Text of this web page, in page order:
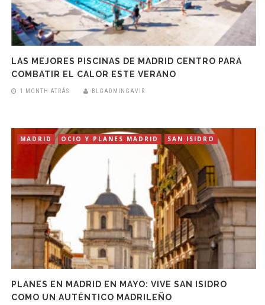
LAS MEJORES PISCINAS DE MADRID CENTRO PARA
COMBATIR EL CALOR ESTE VERANO
1 MONTH ATRÁS BLGADMINGAVIR
MADRID OCIO Y PLANES MADRID SAN ISIDRO
PLANES EN MADRID EN MAYO: VIVE SAN ISIDRO
COMO UN AUTÉNTICO MADRILEÑO